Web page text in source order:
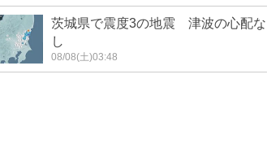
茨城県で震度3の地震 津波の心配な
し
08/08(土)03:48